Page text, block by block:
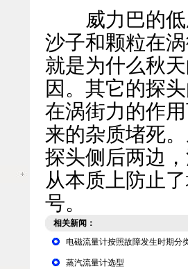
威力巴的
沙子和颗粒在
就是为什么秋
因。其它的探
在涡街力的作
来的杂质堵死
探头侧后两边
从本质上防止
号。
相关新闻：
电磁流量计按照故障发生时期分
蒸汽流量计选型